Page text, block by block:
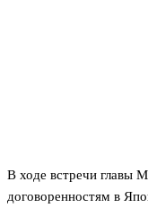
В ходе встречи главы
договоренностям в